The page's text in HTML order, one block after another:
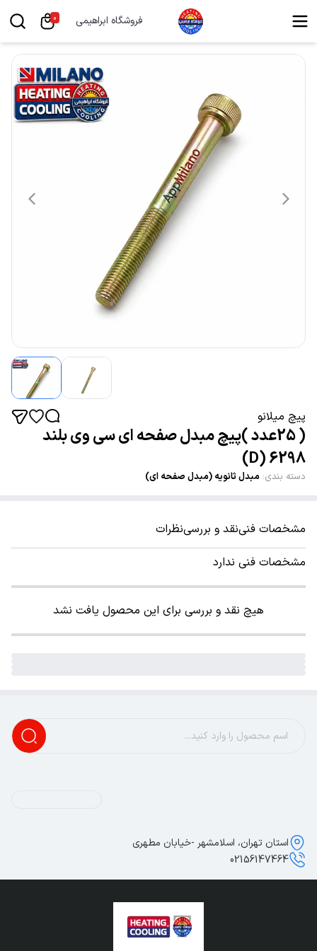
فروشگاه ابراهیمی 0
پیچ میلانو
( 25عدد )پیچ مبدل صفحه ای سی وی بلند
6298 (D)
دسته بندی: مبدل ثانویه (مبدل صفحه ای)
مشخصات فنینقد و بررسینظرات
مشخصات فنی ندارد
هیچ نقد و بررسی برای این محصول یافت نشد
استان تهران، اسلامشهر -خیابان مطهری
02156147464